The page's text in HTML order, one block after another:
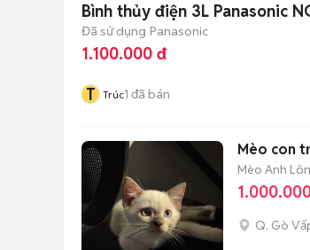
Bình thủy điện 3L Panasonic
Đã sử dụng Panasonic
1.100.000 đ
T Trúc1 đã bán
Mèo con
Mèo Anh
Q. Gò